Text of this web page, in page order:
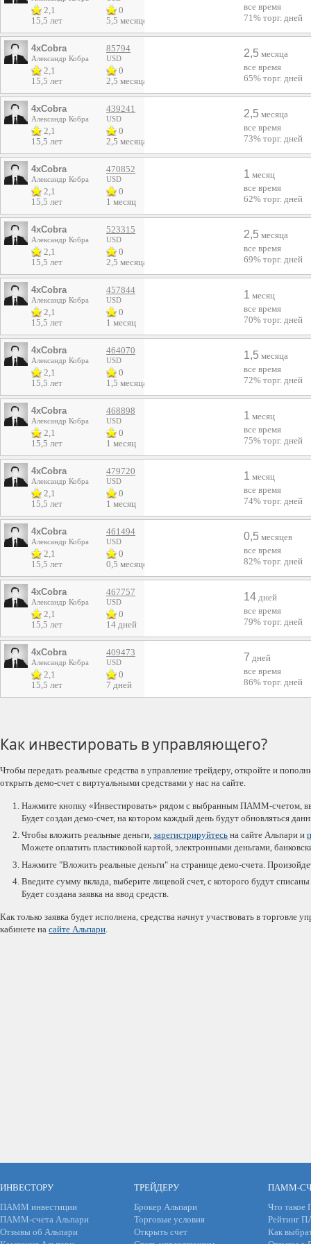
2,1
15,5 лет
0
5,5 месяцев
все время
71% торг. дней
4xCobra
Александр Кобра
2,1
15,5 лет
85794
USD
0
2,5 месяца
2,5 месяца
все время
65% торг. дней
4xCobra
Александр Кобра
2,1
15,5 лет
439241
USD
0
2,5 месяца
2,5 месяца
все время
73% торг. дней
4xCobra
Александр Кобра
2,1
15,5 лет
470852
USD
0
1 месяц
1 месяц
все время
62% торг. дней
4xCobra
Александр Кобра
2,1
15,5 лет
523315
USD
0
2,5 месяца
2,5 месяца
все время
69% торг. дней
4xCobra
Александр Кобра
2,1
15,5 лет
457844
USD
0
1 месяц
1 месяц
все время
70% торг. дней
4xCobra
Александр Кобра
2,1
15,5 лет
464070
USD
0
1,5 месяца
1,5 месяца
все время
72% торг. дней
4xCobra
Александр Кобра
2,1
15,5 лет
468898
USD
0
1 месяц
1 месяц
все время
75% торг. дней
4xCobra
Александр Кобра
2,1
15,5 лет
479720
USD
0
1 месяц
1 месяц
все время
74% торг. дней
4xCobra
Александр Кобра
2,1
15,5 лет
461494
USD
0
0,5 месяцев
0,5 месяцев
все время
82% торг. дней
4xCobra
Александр Кобра
2,1
15,5 лет
467757
USD
0
14 дней
14 дней
все время
79% торг. дней
4xCobra
Александр Кобра
2,1
15,5 лет
409473
USD
0
7 дней
7 дней
все время
86% торг. дней
Как инвестировать в управляющего?
Чтобы передать реальные средства в управление трейдеру, откройте и
открыть демо-счет с виртуальными средствами у нас на сайте.
Нажмите кнопку «Инвестировать» рядом с выбранным ПАММ-счетом,
Будет создан демо-счет, на котором каждый день будут обновляться
Чтобы вложить реальные деньги,зарегистрируйтесь на сайте Альпари и
Можете оплатить пластиковой картой, электронными деньгами,
Нажмите "Вложить реальные деньги" на странице демо-счета.
Введите сумму вклада, выберите лицевой счет, с которого будут
Будет создана заявка на ввод средств.
Как только заявка будет исполнена, средства начнут участвовать в
кабинете на сайте Альпари.
ИНВЕСТОРУ
ПАММ инвестиции
ПАММ-счета Альпари
Отзывы об Альпари
ТРЕЙДЕРУ
Брокер Альпари
Торговые условия
Открыть счет
ПАММ-
Что
Рейтинг
Как